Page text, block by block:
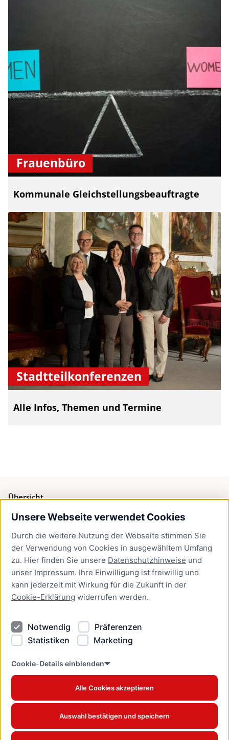
Unsere Webseite verwendet Cookies
Durch die weitere Nutzung der Webseite stimmen Sie
der Verwendung von Cookies in ausgewähltem Umfang
zu. Hier finden Sie unsere Datenschutzhinweise und
unser Impressum. Ihre Einwilligung ist freiwillig und
kann jederzeit mit Wirkung für die Zukunft in der
Cookie-Erklärung widerrufen werden.
Notwendig
Präferenzen
Statistiken
Marketing
Cookie-Details einblenden
Alle Cookies akzeptieren
Auswahl bestätigen und speichern
Frauenbüro
Kommunale Gleichstellungsbeauftragte
Stadtteilkonferenzen
Alle Infos, Themen und Termine
Übersicht
Bürgerservice
Presse
Newsletter Lübeck:kompakt
Kontakt
Kontakt
Datenschutzhinweise
Barrierefreiheit
Cookie Erklärung
www.luebeck.de